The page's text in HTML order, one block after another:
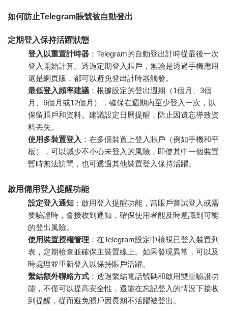
如何防止Telegram賬號被自動登出
定期登入保持活躍狀態
登入以重置計時器 ：Telegram的自動登出計時從最後一次
登入開始計算。透過定期登入賬戶，無論是透過手機應用
還是網頁版，都可以避免登出計時器觸發。
最低登入頻率建議 ：根據設定的登出週期（1個月、3個
月、6個月或12個月），確保在週期內至少登入一次，以
保留賬戶和資料。建議設定日曆提醒，防止因遺忘導致資
料丟失。
使用多裝置登入 ：在多個裝置上登入賬戶（例如手機和平
板），可以減少不小心未登入的風險，即使其中一個裝置
暫時無法訪問，也可透過其他裝置登入保持活躍。
啟用備用登入提醒功能
設定登入通知 ：啟用登入提醒功能，當賬戶嘗試登入或需
要驗證時，會接收到通知，確保使用者能及時意識到可能
的登出風險。
使用裝置授權管理 ：在Telegram設定中檢視已登入裝置列
表，定期檢查並確保主裝置線上。如果發現異常，可以及
時處理並重新登入以保持賬戶活躍。
繫結額外聯絡方式 ：透過繫結電話號碼和啟用雙重驗證功
能，不僅可以提高安全性，還能在忘記登入的情況下接收
到提醒，從而避免賬戶因長期不活躍被登出。